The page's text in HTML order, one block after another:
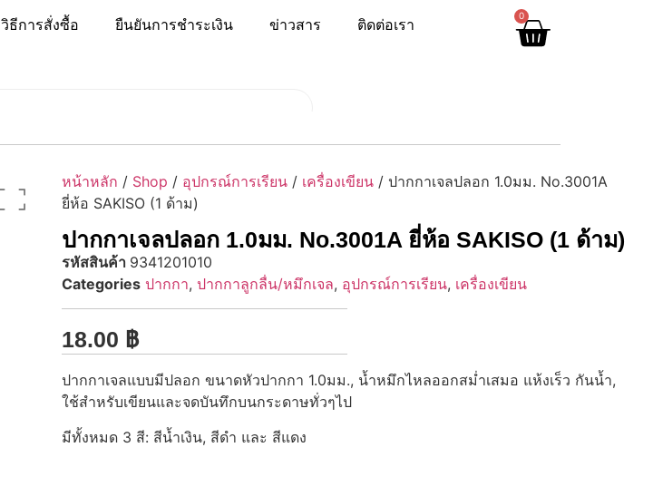
วิธีการสั่งซื้อ ยืนยันการชำระเงิน ข่าวสาร ติดต่อเรา
0
หน้าหลัก / Shop / อุปกรณ์การเรียน / เครื่องเขียน / ปากกาเจลปลอก 1.0มม. No.3001A
ยี่ห้อ SAKISO (1 ด้าม)
ปากกาเจลปลอก 1.0มม. No.3001A ยี่ห้อ SAKISO (1 ด้าม)
รหัสสินค้า 9341201010
Categories ปากกา, ปากกาลูกลื่น/หมึกเจล, อุปกรณ์การเรียน, เครื่องเขียน
18.00 ฿
ปากกาเจลแบบมีปลอก ขนาดหัวปากกา 1.0มม., น้ำหมึกไหลออกสม่ำเสมอ แห้งเร็ว กันน้ำ,
ใช้สำหรับเขียนและจดบันทึกบนกระดาษทั่วๆไป
มีทั้งหมด 3 สี: สีน้ำเงิน, สีดำ และ สีแดง